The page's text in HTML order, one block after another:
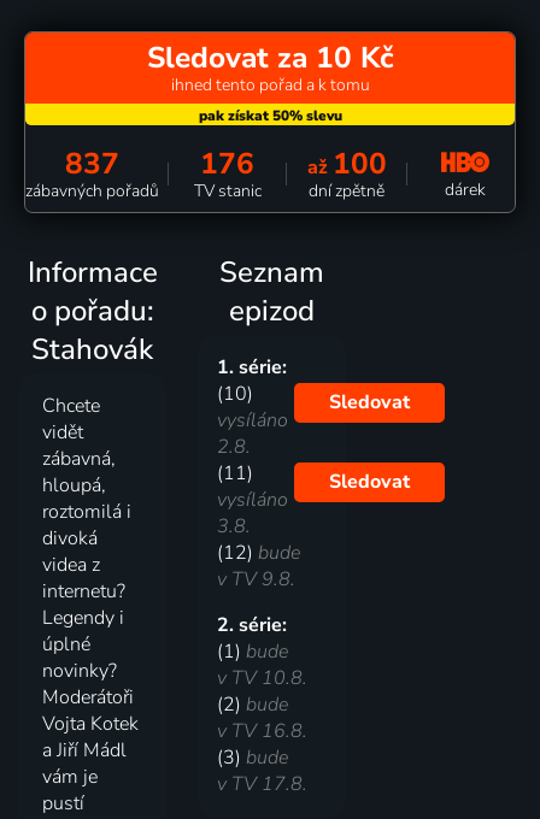
Sledovat za 10 Kč
ihned tento pořad a k tomu
837
zábavných pořadů
176
TV stanic
až 100
dní zpětně dárek
Informace
o pořadu:
Stahovák
Chcete
vidět
zábavná,
hloupá,
roztomilá i
divoká
videa z
internetu?
Legendy i
úplné
novinky?
Moderátoři
Vojta Kotek
a Jiří Mádl
vám je
pustí
Seznam
epizod
1. série:
(10)
vysíláno
2.8.
Sledovat
(11)
vysíláno
3.8.
Sledovat
(12)bude
v TV 9.8.
2. série:
(1)bude
v TV 10.8.
(2)bude
v TV 16.8.
(3)bude
v TV 17.8.